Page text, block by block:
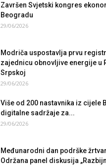
Završen Svjetski kongres
Beogradu
29/06/2026
Modriča uspostavlja prvu
zajednicu obnovljive energije u
Srpskoj
29/06/2026
Više od 200 nastavnika iz cijele
digitalne sadržaje za...
29/06/2026
Međunarodni dan podrške
Održana panel diskusija